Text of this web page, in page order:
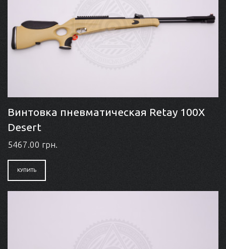
Винтовка пневматическая Retay 100X
Desert
5467.00 грн.
КУПИТЬ